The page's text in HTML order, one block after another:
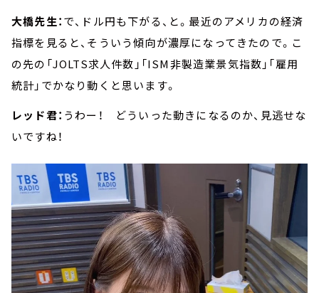
大橋先生：で、ドル円も下がる、と。最近のアメリカの経済
指標を見ると、そういう傾向が濃厚になってきたので。こ
の先の「JOLTS求人件数」「ISM非製造業景気指数」「雇用
統計」でかなり動くと思います。
レッド君： うわー！ どういった動きになるのか、見逃せな
いですね！